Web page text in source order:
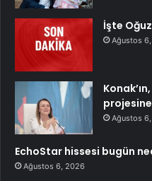
İşte
Ağustos
Ağustos
EchoStar hissesi bugün
Ağustos 6, 2026